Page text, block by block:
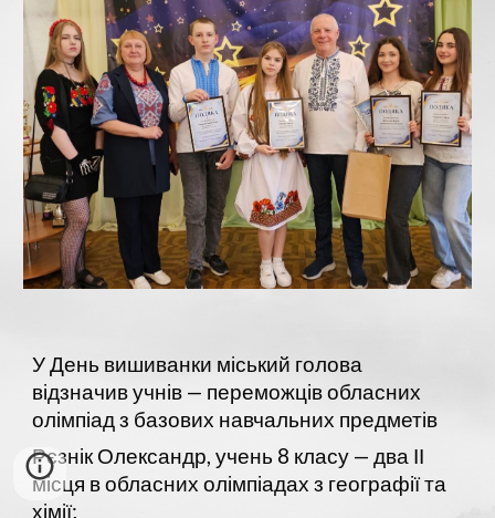
У День вишиванки міський голова
відзначив учнів — переможців обласних
олімпіад з базових навчальних предметів
Рєзнік Олександр, учень 8 класу — два ІІ
місця в обласних олімпіадах з географії та
хімії;